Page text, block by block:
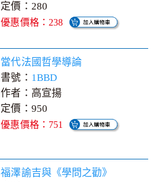
定價：280
優惠價格：238
當代法國哲學導論
書號： 1BBD
作者：高宣揚
定價：950
優惠價格：751
福澤諭吉與《學問之勸》